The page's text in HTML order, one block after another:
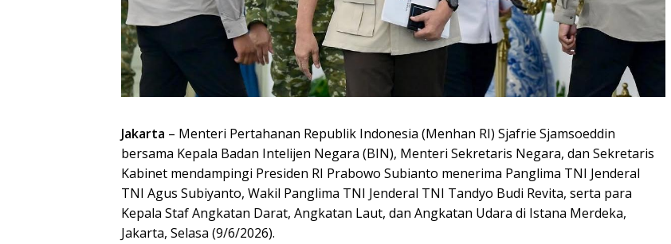
Jakarta – Menteri Pertahanan Republik Indonesia (Menhan RI) Sjafrie Sjamsoeddin
bersama Kepala Badan Intelijen Negara (BIN), Menteri Sekretaris Negara, dan Sekretaris
Kabinet mendampingi Presiden RI Prabowo Subianto menerima Panglima TNI Jenderal
TNI Agus Subiyanto, Wakil Panglima TNI Jenderal TNI Tandyo Budi Revita, serta para
Kepala Staf Angkatan Darat, Angkatan Laut, dan Angkatan Udara di Istana Merdeka,
Jakarta, Selasa (9/6/2026).